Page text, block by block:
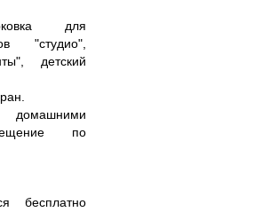
для
"студио",
детский
по
бесплатно